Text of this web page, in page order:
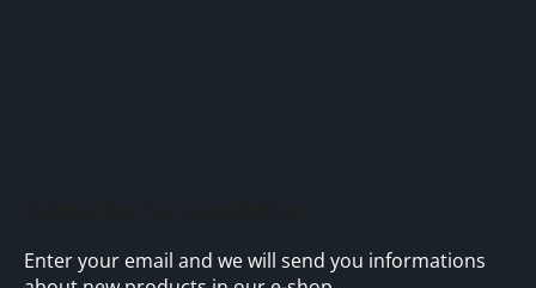
Enter your email and we will send you informations